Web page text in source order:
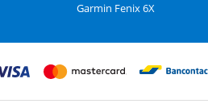
Garmin Fenix 6X